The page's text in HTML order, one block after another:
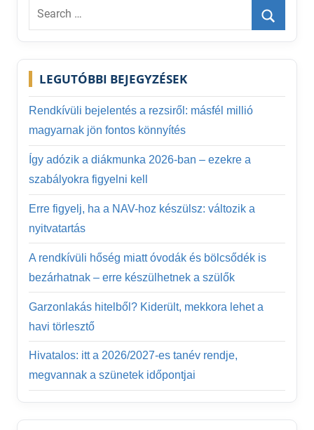
Search
Search
LEGUTÓBBI BEJEGYZÉSEK
Rendkívüli bejelentés a rezsiről: másfél millió
magyarnak jön fontos könnyítés
Így adózik a diákmunka 2026-ban – ezekre a
szabályokra figyelni kell
Erre figyelj, ha a NAV-hoz készülsz: változik a
nyitvatartás
A rendkívüli hőség miatt óvodák és bölcsődék is
bezárhatnak – erre készülhetnek a szülők
Garzonlakás hitelből? Kiderült, mekkora lehet a
havi törlesztő
Hivatalos: itt a 2026/2027-es tanév rendje,
megvannak a szünetek időpontjai